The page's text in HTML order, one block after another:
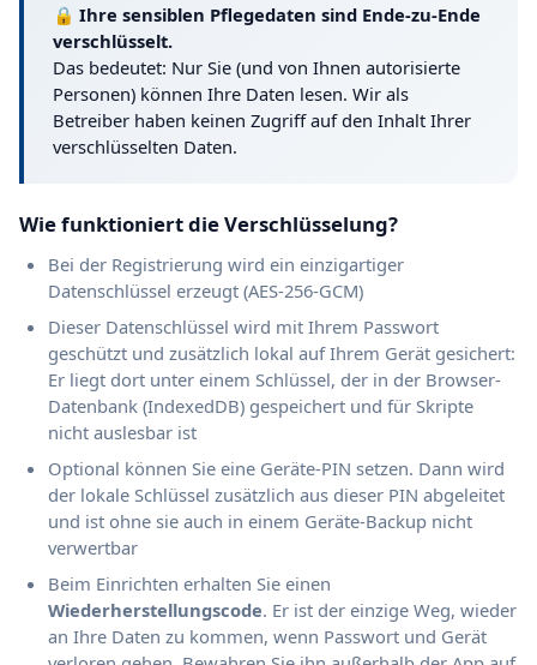
🔒 Ihre sensiblen Pflegedaten sind Ende-zu-Ende
verschlüsselt.
Das bedeutet: Nur Sie (und von Ihnen autorisierte
Personen) können Ihre Daten lesen. Wir als
Betreiber haben keinen Zugriff auf den Inhalt Ihrer
verschlüsselten Daten.
Wie funktioniert die Verschlüsselung?
Bei der Registrierung wird ein einzigartiger
Datenschlüssel erzeugt (AES-256-GCM)
Dieser Datenschlüssel wird mit Ihrem Passwort
geschützt und zusätzlich lokal auf Ihrem Gerät gesichert:
Er liegt dort unter einem Schlüssel, der in der Browser-
Datenbank (IndexedDB) gespeichert und für Skripte
nicht auslesbar ist
Optional können Sie eine Geräte-PIN setzen. Dann wird
der lokale Schlüssel zusätzlich aus dieser PIN abgeleitet
und ist ohne sie auch in einem Geräte-Backup nicht
verwertbar
Beim Einrichten erhalten Sie einen
Wiederherstellungscode. Er ist der einzige Weg, wieder
an Ihre Daten zu kommen, wenn Passwort und Gerät